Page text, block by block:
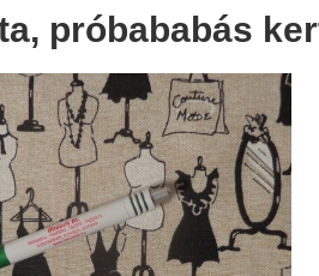
próbababás